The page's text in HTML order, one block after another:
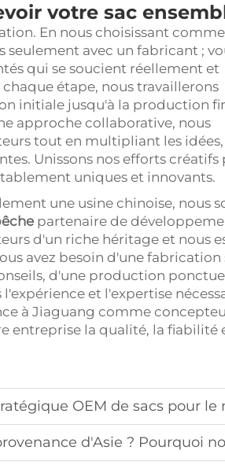
votre sac
En nous choisissant comme
seulement avec un fabricant ;
qui se soucient réellement et
étape, nous travaillerons
initiale jusqu'à la production
approche collaborative, nous
tout en multipliant les
Unissons nos efforts créatifs
uniques et innovants.
une usine chinoise, nous
partenaire de
d'un riche héritage et nous
avez besoin d'une fabrication
d'une production
et l'expertise
à Jiaguang comme
entreprise la qualité, la fiabilité
de sacs pour le marché du
sommes le fournisseur de confiance pour les